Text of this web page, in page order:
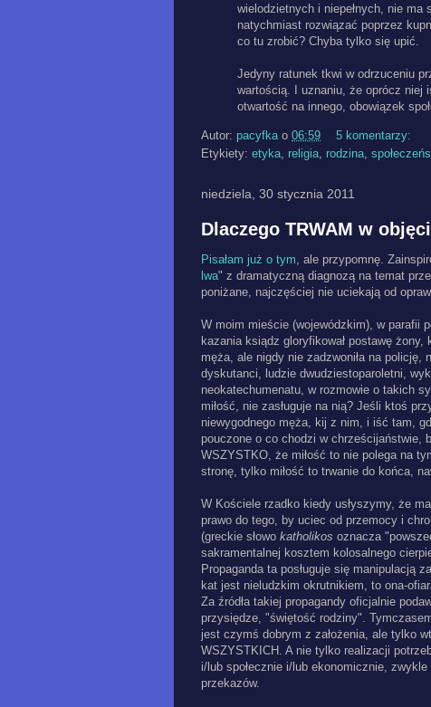
wielodzietnych i niepełnych, nie ma
natychmiast rozwiązać poprzez
co tu zrobić? Chyba tylko się upić.
Jedyny ratunek tkwi w odrzuceniu
wartością. I uznaniu, że oprócz niej
otwartość na innego, obowiązek
Autor: pacyfka o 06:59
5 komentarzy:
Etykiety: etyka religia rodzina
niedziela, 30 stycznia 2011
Dlaczego TRWAM w
Pisałam już o tym , ale przypomnę.
lwa" z dramatyczną diagnozą na temat
poniżane, najczęściej nie uciekają od
W moim mieście (wojewódzkim), w parafii
kazania ksiądz gloryfikował postawę
męża, ale nigdy nie zadzwoniła na policję,
dyskutanci, ludzie dwudziestoparoletni,
neokatechumenatu, w rozmowie o takich
miłość, nie zasługuje na nią? Jeśli ktoś
niewygodnego męża, kij z nim, i iść tam,
pouczone o co chodzi w chrześcijaństwie,
WSZYSTKO, że miłość to nie polega na
stronę, tylko miłość to trwanie do końca,
W Kościele rzadko kiedy usłyszymy, że
prawo do tego, by uciec od przemocy i
(greckie słowo katholikos oznacza
sakramentalnej kosztem kolosalnego
Propaganda ta posługuje się manipulacją
kat jest nieludzkim okrutnikiem, to ona-
Za źródła takiej propagandy oficjalnie
przysiędze, "świętość rodziny".
jest czymś dobrym z założenia, ale tylko
WSZYSTKICH. A nie tylko realizacji
i/lub społecznie i/lub ekonomicznie,
przekazów.